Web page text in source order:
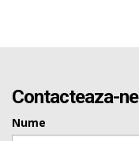
Contacteaza-ne
Nume